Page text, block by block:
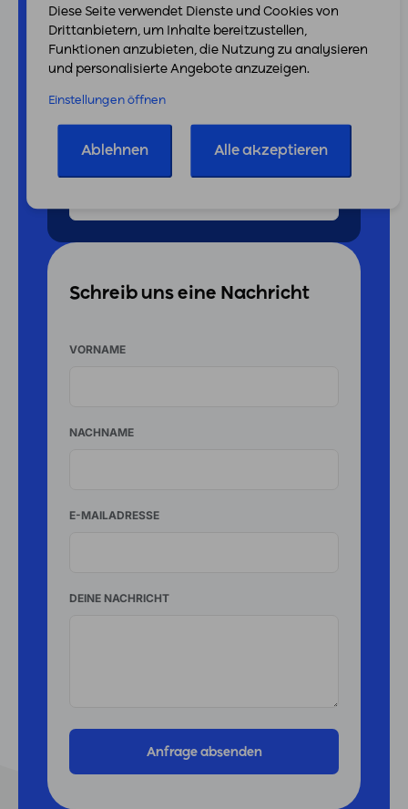
Jetzt kostenlosen Termin buchen
Abonniere unseren Newsletter
MAIL
Schreib uns eine Nachricht
VORNAME
NACHNAME
E-MAILADRESSE
DEINE NACHRICHT
Diese Seite verwendet Dienste und Cookies von
Drittanbietern, um Inhalte bereitzustellen,
Funktionen anzubieten, die Nutzung zu analysieren
und personalisierte Angebote anzuzeigen.
Einstellungen öffnen
Ablehnen Alle akzeptieren